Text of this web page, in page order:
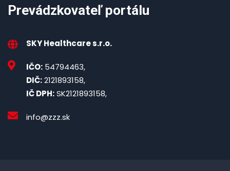
Prevádzkovateľ portálu
SKY Healthcare s.r.o.
IČO: 54794463,
DIČ:2121893158,
IČ DPH:SK2121893158,
info@zzz.sk